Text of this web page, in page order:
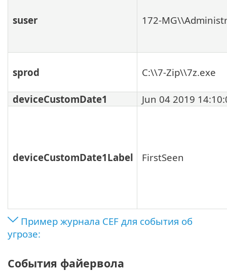
suser 172-
sprod C:\\7-Zip\\7z.exe
deviceCustomDate1 Jun 04 2019
deviceCustomDate1Label FirstSeen
Пример журнала CEF для события об
угрозе:
События файервола